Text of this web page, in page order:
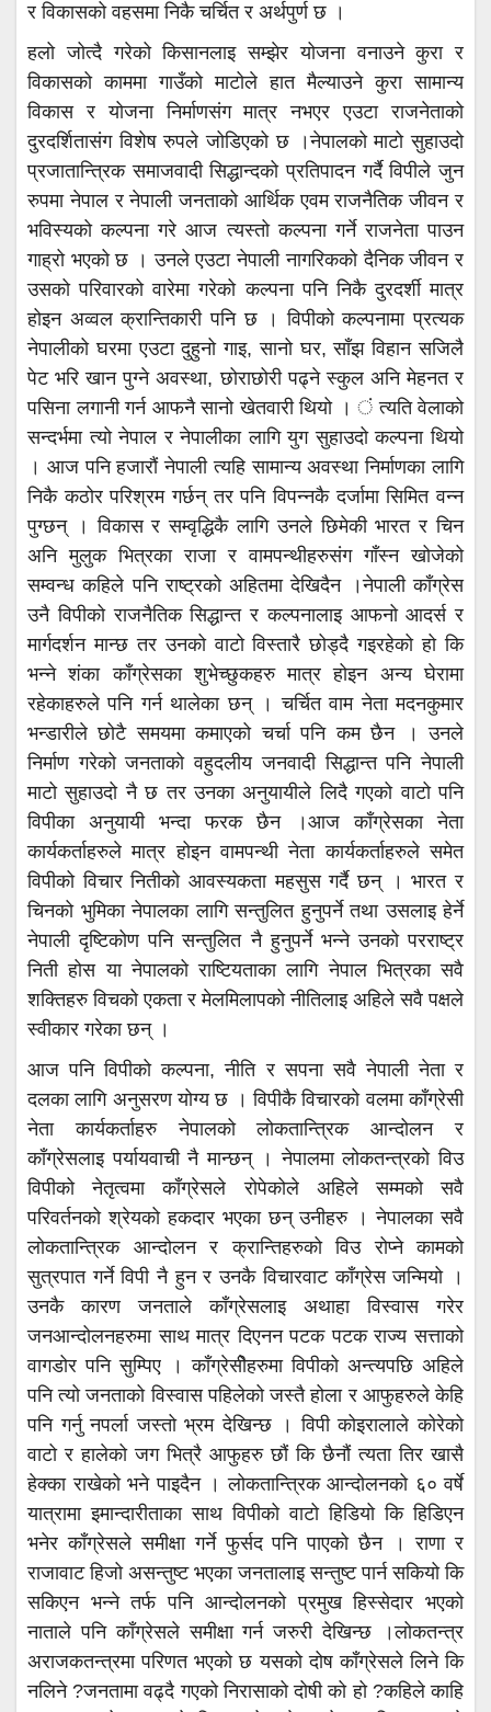
र विकासको वहसमा निकै चर्चित र अर्थपुर्ण छ ।
हलो जोत्दै गरेको किसानलाइ सम्झेर योजना वनाउने कुरा र
विकासको काममा गाउँको माटोले हात मैल्याउने कुरा सामान्य
विकास र योजना निर्माणसंग मात्र नभएर एउटा राजनेताको
दुरदर्शितासंग विशेष रुपले जोडिएको छ ।नेपालको माटो सुहाउदो
प्रजातान्त्रिक समाजवादी सिद्धान्दको प्रतिपादन गर्दै विपीले जुन
रुपमा नेपाल र नेपाली जनताको आर्थिक एवम राजनैतिक जीवन र
भविस्यको कल्पना गरे आज त्यस्तो कल्पना गर्ने राजनेता पाउन
गाह्रो भएको छ । उनले एउटा नेपाली नागरिकको दैनिक जीवन र
उसको परिवारको वारेमा गरेको कल्पना पनि निकै दुरदर्शी मात्र
होइन अव्वल क्रान्तिकारी पनि छ । विपीको कल्पनामा प्रत्यक
नेपालीको घरमा एउटा दुहुनो गाइ, सानो घर, साँझ विहान सजिलै
पेट भरि खान पुग्ने अवस्था, छोराछोरी पढ्ने स्कुल अनि मेहनत र
पसिना लगानी गर्न आफनै सानो खेतवारी थियो । ं त्यति वेलाको
सन्दर्भमा त्यो नेपाल र नेपालीका लागि युग सुहाउदो कल्पना थियो
। आज पनि हजारौं नेपाली त्यहि सामान्य अवस्था निर्माणका लागि
निकै कठोर परिश्रम गर्छन् तर पनि विपन्नकै दर्जामा सिमित वन्न
पुग्छन् । विकास र सम्वृद्धिकै लागि उनले छिमेकी भारत र चिन
अनि मुलुक भित्रका राजा र वामपन्थीहरुसंग गाँस्न खोजेको
सम्वन्ध कहिले पनि राष्ट्रको अहितमा देखिदैन ।नेपाली काँग्रेस
उनै विपीको राजनैतिक सिद्धान्त र कल्पनालाइ आफनो आदर्स र
मार्गदर्शन मान्छ तर उनको वाटो विस्तारै छोड्दै गइरहेको हो कि
भन्ने शंका काँग्रेसका शुभेच्छुकहरु मात्र होइन अन्य घेरामा
रहेकाहरुले पनि गर्न थालेका छन् । चर्चित वाम नेता मदनकुमार
भन्डारीले छोटै समयमा कमाएको चर्चा पनि कम छैन । उनले
निर्माण गरेको जनताको वहुदलीय जनवादी सिद्धान्त पनि नेपाली
माटो सुहाउदो नै छ तर उनका अनुयायीले लिदै गएको वाटो पनि
विपीका अनुयायी भन्दा फरक छैन ।आज काँग्रेसका नेता
कार्यकर्ताहरुले मात्र होइन वामपन्थी नेता कार्यकर्ताहरुले समेत
विपीको विचार नितीको आवस्यकता महसुस गर्दै छन् । भारत र
चिनको भुमिका नेपालका लागि सन्तुलित हुनुपर्ने तथा उसलाइ हेर्ने
नेपाली दृष्टिकोण पनि सन्तुलित नै हुनुपर्ने भन्ने उनको परराष्ट्र
निती होस या नेपालको राष्टियताका लागि नेपाल भित्रका सवै
शक्तिहरु विचको एकता र मेलमिलापको नीतिलाइ अहिले सवै पक्षले
स्वीकार गरेका छन् ।
आज पनि विपीको कल्पना, नीति र सपना सवै नेपाली नेता र
दलका लागि अनुसरण योग्य छ । विपीकै विचारको वलमा काँग्रेसी
नेता कार्यकर्ताहरु नेपालको लोकतान्त्रिक आन्दोलन र
काँग्रेसलाइ पर्यायवाची नै मान्छन् । नेपालमा लोकतन्त्रको विउ
विपीको नेतृत्वमा काँग्रेसले रोपेकोले अहिले सम्मको सवै
परिवर्तनको श्रेयको हकदार भएका छन् उनीहरु । नेपालका सवै
लोकतान्त्रिक आन्दोलन र क्रान्तिहरुको विउ रोप्ने कामको
सुत्रपात गर्ने विपी नै हुन र उनकै विचारवाट काँग्रेस जन्मियो ।
उनकै कारण जनताले काँग्रेसलाइ अथाहा विस्वास गरेर
जनआन्दोलनहरुमा साथ मात्र दिएनन पटक पटक राज्य सत्ताको
वागडोर पनि सुम्पिए । काँग्रेसीेहरुमा विपीको अन्त्यपछि अहिले
पनि त्यो जनताको विस्वास पहिलेको जस्तै होला र आफुहरुले केहि
पनि गर्नु नपर्ला जस्तो भ्रम देखिन्छ । विपी कोइरालाले कोरेको
वाटो र हालेको जग भित्रै आफुहरु छौं कि छैनौं त्यता तिर खासै
हेक्का राखेको भने पाइदैन । लोकतान्त्रिक आन्दोलनको ६० वर्षे
यात्रामा इमान्दारीताका साथ विपीको वाटो हिडियो कि हिडिएन
भनेर काँग्रेसले समीक्षा गर्ने फुर्सद पनि पाएको छैन । राणा र
राजावाट हिजो असन्तुष्ट भएका जनतालाइ सन्तुष्ट पार्न सकियो कि
सकिएन भन्ने तर्फ पनि आन्दोलनको प्रमुख हिस्सेदार भएको
नाताले पनि काँग्रेसले समीक्षा गर्न जरुरी देखिन्छ ।लोकतन्त्र
अराजकतन्त्रमा परिणत भएको छ यसको दोष काँग्रेसले लिने कि
नलिने ?जनतामा वढ्दै गएको निरासाको दोषी को हो ?कहिले काहि